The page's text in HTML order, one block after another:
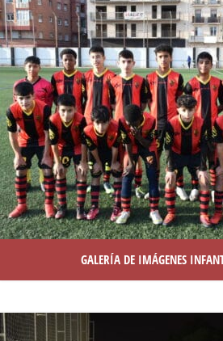
GALERÍA DE IMÁGENES